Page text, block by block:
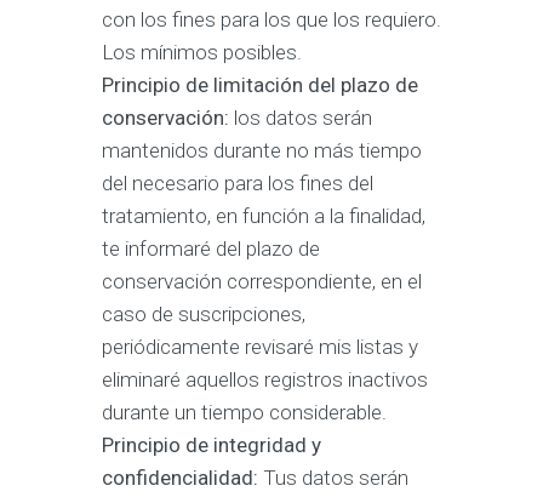
con los fines para los que los requiero.
Los mínimos posibles.
Principio de limitación del plazo de
conservación: los datos serán
mantenidos durante no más tiempo
del necesario para los fines del
tratamiento, en función a la finalidad,
te informaré del plazo de
conservación correspondiente, en el
caso de suscripciones,
periódicamente revisaré mis listas y
eliminaré aquellos registros inactivos
durante un tiempo considerable.
Principio de integridad y
confidencialidad: Tus datos serán